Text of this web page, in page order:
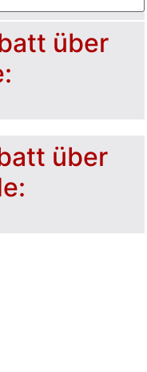
über
über